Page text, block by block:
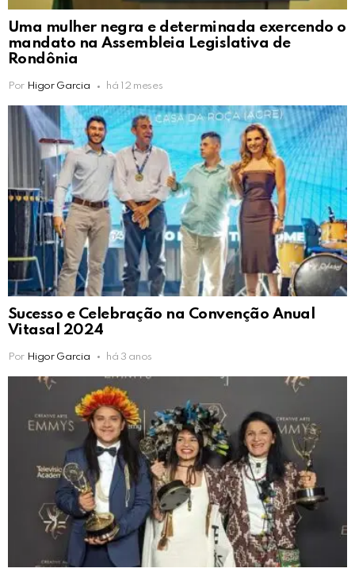
Uma mulher negra e determinada exercendo o
mandato na Assembleia Legislativa de
Rondônia
Por Higor Garcia há 12 meses
Sucesso e Celebração na Convenção Anual
Vitasal 2024
Por Higor Garcia há 3 anos